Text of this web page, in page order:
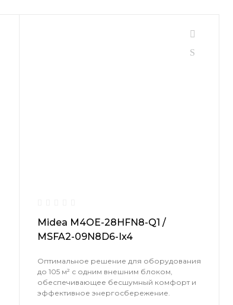
Midea M4OE-28HFN8-Q1 /
MSFA2-09N8D6-Ix4
Оптимальное решение для оборудования
до 105 м² с одним внешним блоком,
обеспечивающее бесшумный комфорт и
эффективное энергосбережение.